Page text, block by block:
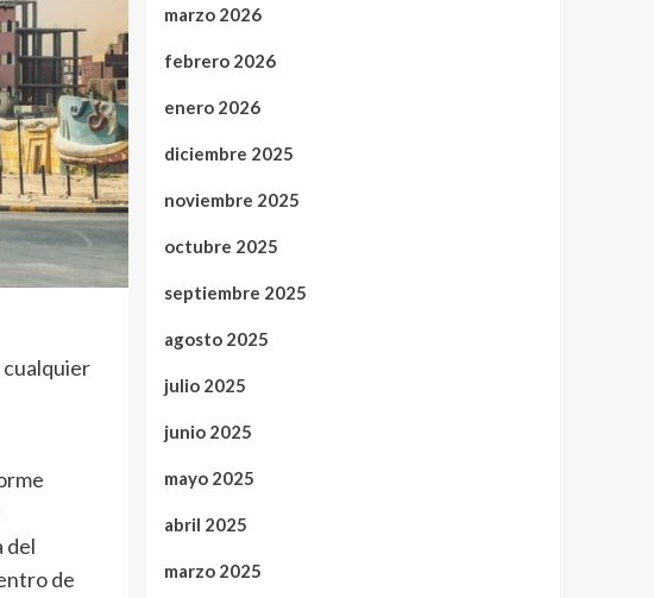
cualquier
del
de
marzo 2026
febrero 2026
enero 2026
diciembre 2025
noviembre 2025
octubre 2025
septiembre 2025
agosto 2025
julio 2025
junio 2025
mayo 2025
abril 2025
marzo 2025